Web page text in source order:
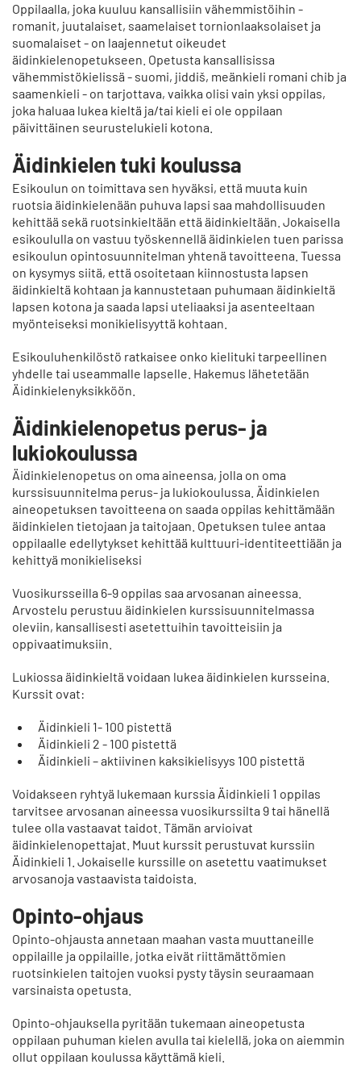
Oppilaalla, joka kuuluu kansallisiin vähemmistöihin -
romanit, juutalaiset, saamelaiset tornionlaaksolaiset ja
suomalaiset - on laajennetut oikeudet
äidinkielenopetukseen. Opetusta kansallisissa
vähemmistökielissä - suomi, jiddiš, meänkieli romani chib ja
saamenkieli - on tarjottava, vaikka olisi vain yksi oppilas,
joka haluaa lukea kieltä ja/tai kieli ei ole oppilaan
päivittäinen seurustelukieli kotona.
Äidinkielen tuki koulussa
Esikoulun on toimittava sen hyväksi, että muuta kuin
ruotsia äidinkielenään puhuva lapsi saa mahdollisuuden
kehittää sekä ruotsinkieltään että äidinkieltään. Jokaisella
esikoululla on vastuu työskennellä äidinkielen tuen parissa
esikoulun opintosuunnitelman yhtenä tavoitteena. Tuessa
on kysymys siitä, että osoitetaan kiinnostusta lapsen
äidinkieltä kohtaan ja kannustetaan puhumaan äidinkieltä
lapsen kotona ja saada lapsi uteliaaksi ja asenteeltaan
myönteiseksi monikielisyyttä kohtaan.
Esikouluhenkilöstö ratkaisee onko kielituki tarpeellinen
yhdelle tai useammalle lapselle. Hakemus lähetetään
Äidinkielenyksikköön.
Äidinkielenopetus perus- ja
lukiokoulussa
Äidinkielenopetus on oma aineensa, jolla on oma
kurssisuunnitelma perus- ja lukiokoulussa. Äidinkielen
aineopetuksen tavoitteena on saada oppilas kehittämään
äidinkielen tietojaan ja taitojaan. Opetuksen tulee antaa
oppilaalle edellytykset kehittää kulttuuri-identiteettiään ja
kehittyä monikieliseksi
Vuosikursseilla 6-9 oppilas saa arvosanan aineessa.
Arvostelu perustuu äidinkielen kurssisuunnitelmassa
oleviin, kansallisesti asetettuihin tavoitteisiin ja
oppivaatimuksiin.
Lukiossa äidinkieltä voidaan lukea äidinkielen kursseina.
Kurssit ovat:
Äidinkieli 1- 100 pistettä
Äidinkieli 2 - 100 pistettä
Äidinkieli – aktiivinen kaksikielisyys 100 pistettä
Voidakseen ryhtyä lukemaan kurssia Äidinkieli 1 oppilas
tarvitsee arvosanan aineessa vuosikurssilta 9 tai hänellä
tulee olla vastaavat taidot. Tämän arvioivat
äidinkielenopettajat. Muut kurssit perustuvat kurssiin
Äidinkieli 1. Jokaiselle kurssille on asetettu vaatimukset
arvosanoja vastaavista taidoista.
Opinto-ohjaus
Opinto-ohjausta annetaan maahan vasta muuttaneille
oppilaille ja oppilaille, jotka eivät riittämättömien
ruotsinkielen taitojen vuoksi pysty täysin seuraamaan
varsinaista opetusta.
Opinto-ohjauksella pyritään tukemaan aineopetusta
oppilaan puhuman kielen avulla tai kielellä, joka on aiemmin
ollut oppilaan koulussa käyttämä kieli.